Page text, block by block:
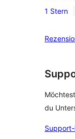
Rezension
Sterne-
0 1-
1 Stern
du